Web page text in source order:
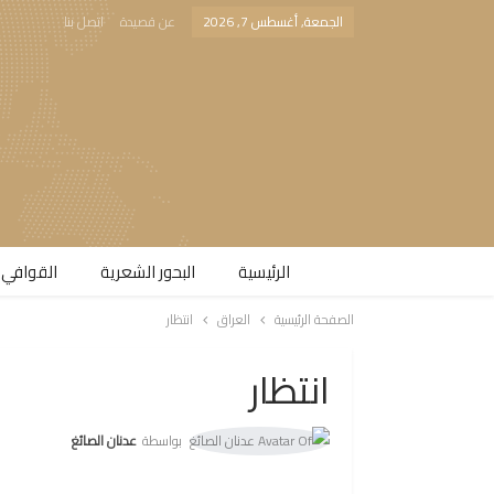
الجمعة, أغسطس 7, 2026 عن قصيدة اتصل بنا
الرئيسية البحور الشعرية​
الصفحة الرئيسية العراق انتظار
انتظار
بواسطة عدنان الصائغ